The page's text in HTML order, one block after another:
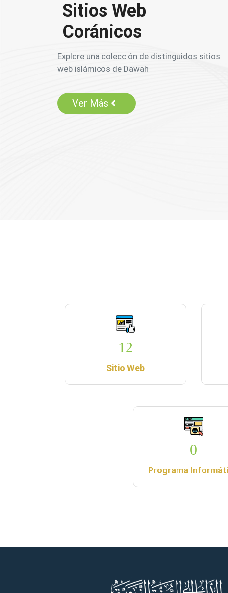
Sitios Web
Coránicos
Explore una colección de distinguidos sitios
web islámicos de Dawah
Ver Más
12
Sitio Web
0
Programa